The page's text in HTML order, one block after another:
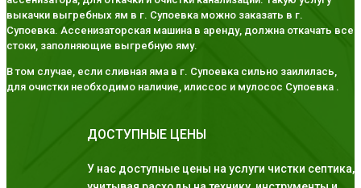
выкачки выгребных ям в г. Супоевка можно заказать в г.
Супоевка. Ассенизаторская машина в аренду, должна откачать все
стоки, заполняющие выгребную яму.
В том случае, если сливная яма в г. Супоевка сильно заилилась,
для очистки необходимо наличие, илиссос и мулосос Супоевка .
ДОСТУПНЫЕ ЦЕНЫ
У нас доступные цены на услуги чистки септика,